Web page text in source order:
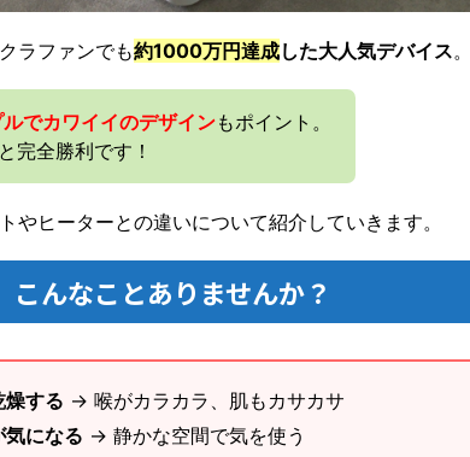
ラファンでも約1000万円達成した大人気デバイス
でカワイイのデザインもポイント。
完全勝利です！
やヒーターとの違いについて紹介していきます。
んなことありませんか？
燥する → 喉がカラカラ、肌もカサカサ
になる → 静かな空間で気を使う